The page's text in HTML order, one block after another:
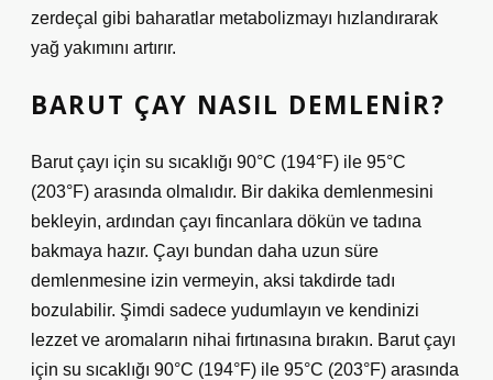
zerdeçal gibi baharatlar metabolizmayı hızlandırarak
yağ yakımını artırır.
BARUT ÇAY NASIL DEMLENIR?
Barut çayı için su sıcaklığı 90°C (194°F) ile 95°C
(203°F) arasında olmalıdır. Bir dakika demlenmesini
bekleyin, ardından çayı fincanlara dökün ve tadına
bakmaya hazır. Çayı bundan daha uzun süre
demlenmesine izin vermeyin, aksi takdirde tadı
bozulabilir. Şimdi sadece yudumlayın ve kendinizi
lezzet ve aromaların nihai fırtınasına bırakın. Barut çayı
için su sıcaklığı 90°C (194°F) ile 95°C (203°F) arasında